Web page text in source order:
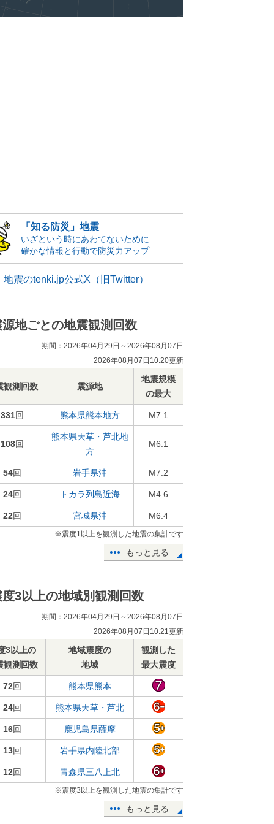
「知る防災」地震
いざという時にあわてないために
確かな情報と行動で防災力アップ
地震のtenki.jp公式X（旧Twitter）
源地ごとの地震観測回数
期間：2026年04月29日～2026年08月07日
2026年08月07日10:20更新
観測回数 震源地
地震規模
の最大
331回 熊本県熊本地方 M7.1
108回
熊本県天草・芦北地
方
M6.1
54回 岩手県沖 M7.2
24回 トカラ列島近海 M4.6
22回 宮城県沖 M6.4
※震度1以上を観測した地震の集計です
もっと見る
度3以上の地域別観測回数
期間：2026年04月29日～2026年08月07日
2026年08月07日10:21更新
3以上の
観測回数
地域震度の
地域
観測した
最大震度
72回 熊本県熊本
24回 熊本県天草・芦北
16回 鹿児島県薩摩
13回 岩手県内陸北部
12回 青森県三八上北
※震度3以上を観測した地震の集計です
もっと見る